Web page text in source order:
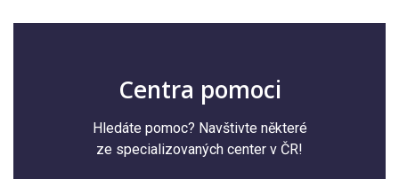
Centra pomoci
Hledáte pomoc? Navštivte některé
ze specializovaných center v ČR!